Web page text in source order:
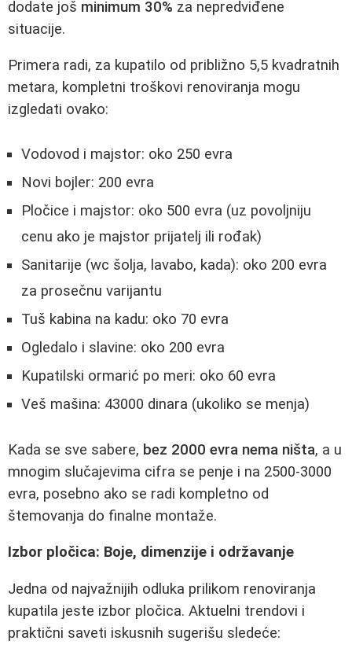
dodate još minimum 30% za nepredviđene
situacije.
Primera radi, za kupatilo od približno 5,5 kvadratnih
metara, kompletni troškovi renoviranja mogu
izgledati ovako:
Vodovod i majstor: oko 250 evra
Novi bojler: 200 evra
Pločice i majstor: oko 500 evra (uz povoljniju
cenu ako je majstor prijatelj ili rođak)
Sanitarije (wc šolja, lavabo, kada): oko 200 evra
za prosečnu varijantu
Tuš kabina na kadu: oko 70 evra
Ogledalo i slavine: oko 200 evra
Kupatilski ormarić po meri: oko 60 evra
Veš mašina: 43000 dinara (ukoliko se menja)
Kada se sve sabere, bez 2000 evra nema ništa, a u
mnogim slučajevima cifra se penje i na 2500-3000
evra, posebno ako se radi kompletno od
štemovanja do finalne montaže.
Izbor pločica: Boje, dimenzije i održavanje
Jedna od najvažnijih odluka prilikom renoviranja
kupatila jeste izbor pločica. Aktuelni trendovi i
praktični saveti iskusnih sugerišu sledeće: